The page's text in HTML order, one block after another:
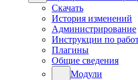
Скачать
История изменений
Администрирование
Инструкции по
Плагины
Общие сведения
Модули